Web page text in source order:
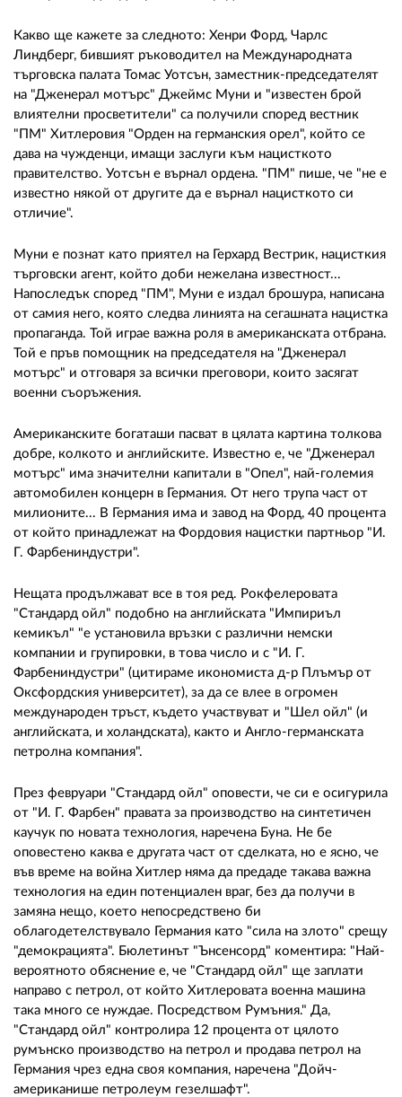
Какво ще кажете за следното: Хенри Форд, Чарлс
Линдберг, бившият ръководител на Международната
търговска палата Томас Уотсън, заместник-председателят
на "Дженерал мотърс" Джеймс Муни и "известен брой
влиятелни просветители" са получили според вестник
"ПМ" Хитлеровия "Орден на германския орел", който се
дава на чужденци, имащи заслуги към нацисткото
правителство. Уотсън е върнал ордена. "ПМ" пише, че "не е
известно някой от другите да е върнал нацисткото си
отличие".
Муни е познат като приятел на Герхард Вестрик, нацисткия
търговски агент, който доби нежелана известност...
Напоследък според "ПМ", Муни е издал брошура, написана
от самия него, която следва линията на сегашната нацистка
пропаганда. Той играе важна роля в американската отбрана.
Той е пръв помощник на председателя на "Дженерал
мотърс" и отговаря за всички преговори, които засягат
военни съоръжения.
Американските богаташи пасват в цялата картина толкова
добре, колкото и английските. Известно е, че "Дженерал
мотърс" има значителни капитали в "Опел", най-големия
автомобилен концерн в Германия. От него трупа част от
милионите... В Германия има и завод на Форд, 40 процента
от който принадлежат на Фордовия нацистки партньор "И.
Г. Фарбениндустри".
Нещата продължават все в тоя ред. Рокфелеровата
"Стандард ойл" подобно на английската "Импириъл
кемикъл" "е установила връзки с различни немски
компании и групировки, в това число и с "И. Г.
Фарбениндустри" (цитираме икономиста д-р Плъмър от
Оксфордския университет), за да се влее в огромен
международен тръст, където участвуват и "Шел ойл" (и
английската, и холандската), както и Англо-германската
петролна компания".
През февруари "Стандард ойл" оповести, че си е осигурила
от "И. Г. Фарбен" правата за производство на синтетичен
каучук по новата технология, наречена Буна. Не бе
оповестено каква е другата част от сделката, но е ясно, че
във време на война Хитлер няма да предаде такава важна
технология на един потенциален враг, без да получи в
замяна нещо, което непосредствено би
облагодетелствувало Германия като "сила на злото" срещу
"демокрацията". Бюлетинът "Ънсенсорд" коментира: "Най-
вероятното обяснение е, че "Стандард ойл" ще заплати
направо с петрол, от който Хитлеровата военна машина
така много се нуждае. Посредством Румъния." Да,
"Стандард ойл" контролира 12 процента от цялото
румънско производство на петрол и продава петрол на
Германия чрез една своя компания, наречена "Дойч-
американише петролеум гезелшафт".